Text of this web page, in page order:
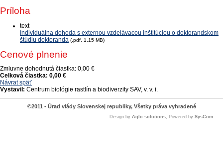
Príloha
text
Individuálna dohoda s externou vzdelávacou inštitúciou o doktorandskom
štúdiu doktoranda (.pdf, 1.15 MB)
Cenové plnenie
Zmluvne dohodnutá čiastka: 0,00 €
Celková čiastka: 0,00 €
Návrat späť
Vystavil: Centrum biológie rastlín a biodiverzity SAV, v. v. i.
©2011 - Úrad vlády Slovenskej republiky, Všetky práva vyhradené
Design by Aglo solutions, Powered by SysCom